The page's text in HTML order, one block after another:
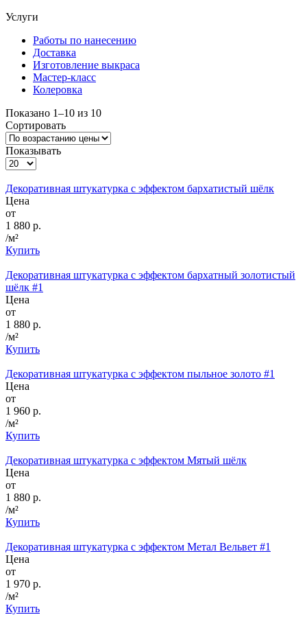
Услуги
Работы по нанесению
Доставка
Изготовление выкраса
Мастер-класс
Колеровка
Показано 1–10 из 10
Сортировать
Показывать
Декоративная штукатурка с эффектом бархатистый шёлк
Цена
от
1 880 р.
/м²
Купить
Декоративная штукатурка с эффектом бархатный золотистый
шёлк #1
Цена
от
1 880 р.
/м²
Купить
Декоративная штукатурка с эффектом пыльное золото #1
Цена
от
1 960 р.
/м²
Купить
Декоративная штукатурка с эффектом Мятый шёлк
Цена
от
1 880 р.
/м²
Купить
Декоративная штукатурка с эффектом Метал Вельвет #1
Цена
от
1 970 р.
/м²
Купить